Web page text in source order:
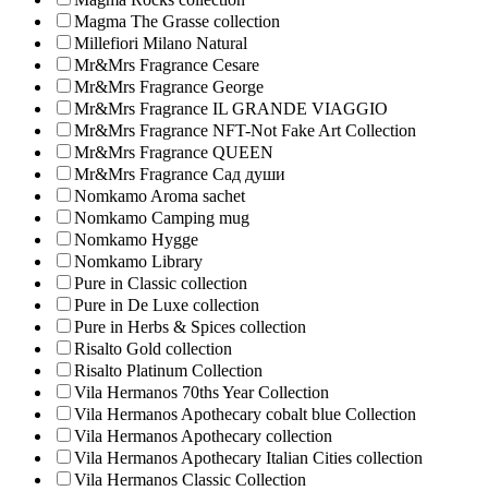
Magma The Grasse collection
Millefiori Milano Natural
Mr&Mrs Fragrance Cesare
Mr&Mrs Fragrance George
Mr&Mrs Fragrance IL GRANDE VIAGGIO
Mr&Mrs Fragrance NFT-Not Fake Art Collection
Mr&Mrs Fragrance QUEEN
Mr&Mrs Fragrance Сад души
Nomkamo Aroma sachet
Nomkamo Camping mug
Nomkamo Hygge
Nomkamo Library
Pure in Classic collection
Pure in De Luxe collection
Pure in Herbs & Spices collection
Risalto Gold collection
Risalto Platinum Collection
Vila Hermanos 70ths Year Collection
Vila Hermanos Apothecary cobalt blue Collection
Vila Hermanos Apothecary collection
Vila Hermanos Apothecary Italian Cities collection
Vila Hermanos Classic Collection